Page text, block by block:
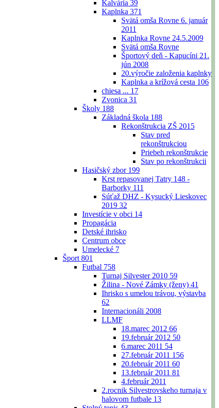
Kalvária 39
Kaplnka 371
Svätá omša Rovne 6. január
2011
Kaplnka Rovne 24.5.2009
Svätá omša Rovne
Športový deň - Kapucíni 21.
jún 2008
20.výročie založenia kaplnky
Kaplnka a krížová cesta 106
chiesa ... 17
Zvonica 31
Školy 188
Základná škola 188
Rekonštrukcia ZŠ 2015
Stav pred
rekonštrukciou
Priebeh rekonštrukcie
Stav po rekonštrukcii
Hasičský zbor 199
Krst repasovanej Tatry 148 -
Barborky 111
Súťaž DHZ - Kysucký Lieskovec
2019 32
Investície v obci 14
Propagácia
Detské ihrisko
Centrum obce
Umelecké 7
Šport 801
Futbal 758
Turnaj Silvester 2010 59
Žilina - Nové Zámky (ženy) 41
Ihrisko s umelou trávou, výstavba
62
Internacionáli 2008
LLMF
18.marec 2012 66
19.február 2012 50
6.marec 2011 54
27.február 2011 156
20.február 2011 60
13.február 2011 81
4.február 2011
2.rocnik Silvestrovskeho turnaja v
halovom futbale 13